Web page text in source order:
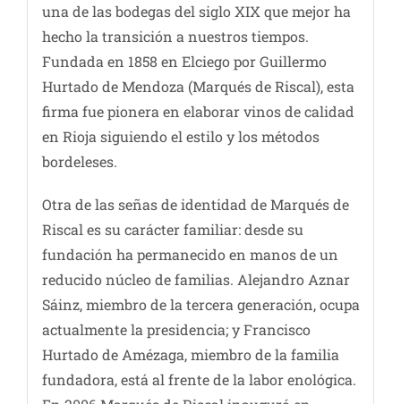
una de las bodegas del siglo XIX que mejor ha
hecho la transición a nuestros tiempos.
Fundada en 1858 en Elciego por Guillermo
Hurtado de Mendoza (Marqués de Riscal), esta
firma fue pionera en elaborar vinos de calidad
en Rioja siguiendo el estilo y los métodos
bordeleses.
Otra de las señas de identidad de Marqués de
Riscal es su carácter familiar: desde su
fundación ha permanecido en manos de un
reducido núcleo de familias. Alejandro Aznar
Sáinz, miembro de la tercera generación, ocupa
actualmente la presidencia; y Francisco
Hurtado de Amézaga, miembro de la familia
fundadora, está al frente de la labor enológica.